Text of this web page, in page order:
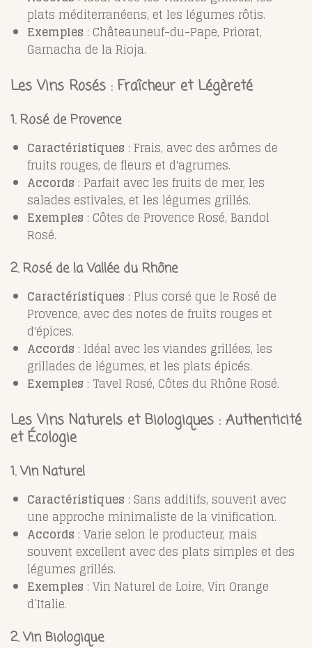
plats méditerranéens, et les légumes rôtis.
Exemples : Châteauneuf-du-Pape, Priorat,
Garnacha de la Rioja.
Les Vins Rosés : Fraîcheur et Légèreté
1. Rosé de Provence
Caractéristiques : Frais, avec des arômes de
fruits rouges, de fleurs et d'agrumes.
Accords : Parfait avec les fruits de mer, les
salades estivales, et les légumes grillés.
Exemples : Côtes de Provence Rosé, Bandol
Rosé.
2. Rosé de la Vallée du Rhône
Caractéristiques : Plus corsé que le Rosé de
Provence, avec des notes de fruits rouges et
d'épices.
Accords : Idéal avec les viandes grillées, les
grillades de légumes, et les plats épicés.
Exemples : Tavel Rosé, Côtes du Rhône Rosé.
Les Vins Naturels et Biologiques : Authenticité
et Écologie
1. Vin Naturel
Caractéristiques : Sans additifs, souvent avec
une approche minimaliste de la vinification.
Accords : Varie selon le producteur, mais
souvent excellent avec des plats simples et des
légumes grillés.
Exemples : Vin Naturel de Loire, Vin Orange
d’Italie.
2. Vin Biologique